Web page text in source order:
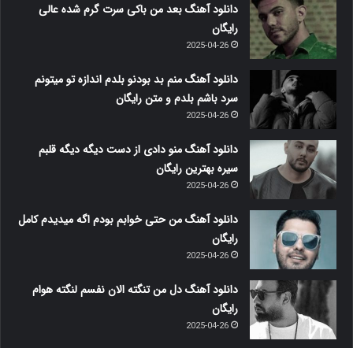
دانلود آهنگ بعد من باکی سرت گرم شده عالی
رایگان
2025-04-26
دانلود آهنگ منم بد بودنو بلدم اندازه تو میتونم
سرد باشم بلدم و متن رایگان
2025-04-26
دانلود آهنگ منو دادی از دست دیگه دیگه قلبم
سیره بهترین رایگان
2025-04-26
دانلود آهنگ من حتی خوابم بودم اگه میدیدم کامل
رایگان
2025-04-26
دانلود آهنگ دل من تنگته الان نفسم لنگته هوام
رایگان
2025-04-26